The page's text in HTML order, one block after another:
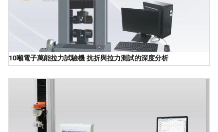
10噸電子萬能拉力試驗機 抗折與拉力測試的深度分析